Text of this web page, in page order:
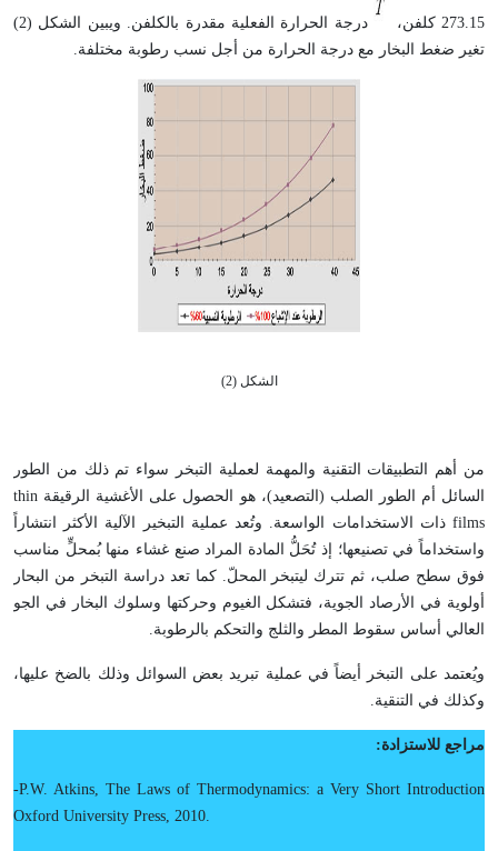
273.15 كلفن،
درجة الحرارة الفعلية مقدرة بالكلفن. ويبين الشكل (2)
تغير ضغط البخار مع درجة الحرارة من أجل نسب رطوبة مختلفة.
الشكل (2)
من أهم التطبيقات التقنية والمهمة لعملية التبخر سواء تم ذلك من الطور
السائل أم الطور الصلب (التصعيد)، هو الحصول على الأغشية الرقيقة thin
films ذات الاستخدامات الواسعة. وتُعد عملية التبخير الآلية الأكثر انتشاراً
واستخداماً في تصنيعها؛ إذ تُحَلُّ المادة المراد صنع غشاء منها بُمحلٍّ مناسب
فوق سطح صلب، ثم تترك ليتبخر المحلّ. كما تعد دراسة التبخر من البحار
أولوية في الأرصاد الجوية، فتشكل الغيوم وحركتها وسلوك البخار في الجو
العالي أساس سقوط المطر والثلج والتحكم بالرطوبة.
ويُعتمد على التبخر أيضاً في عملية تبريد بعض السوائل وذلك بالضخ عليها،
وكذلك في التنقية.
مراجع للاستزادة:
-P.W. Atkins, The Laws of Thermodynamics: a Very Short Introduction
Oxford University Press, 2010.